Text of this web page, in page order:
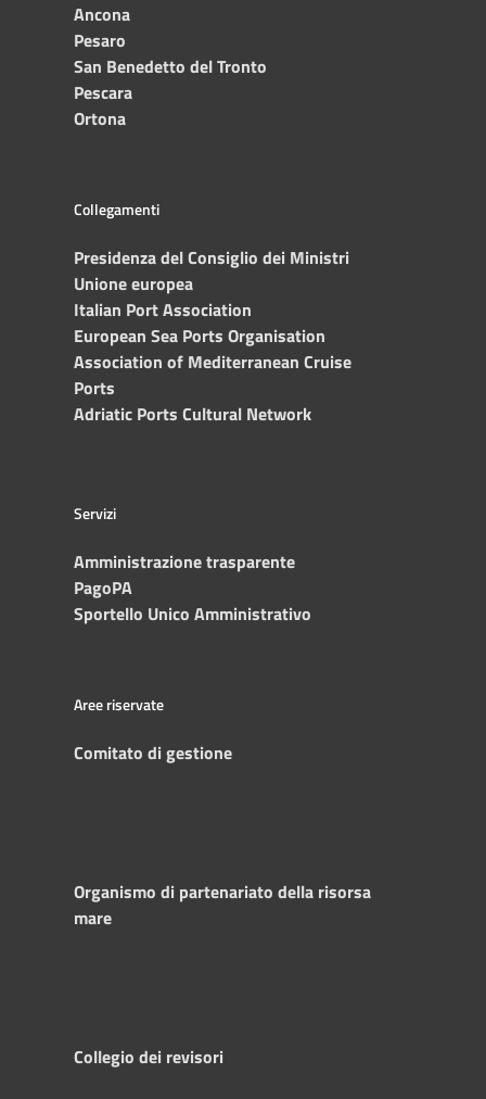
Ancona
Pesaro
San Benedetto del Tronto
Pescara
Ortona
Collegamenti
Presidenza del Consiglio dei Ministri
Unione europea
Italian Port Association
European Sea Ports Organisation
Association of Mediterranean Cruise
Ports
Adriatic Ports Cultural Network
Servizi
Amministrazione trasparente
PagoPA
Sportello Unico Amministrativo
Aree riservate
Comitato di gestione
Organismo di partenariato della risorsa
mare
Collegio dei revisori